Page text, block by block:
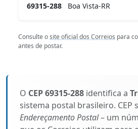
69315-288 Boa Vista-RR
Consulte osite oficial dos Correios para
antes de postar.
O CEP 69315-288 identifica a
sistema postal brasileiro. CEP
Endereçamento Postal– um